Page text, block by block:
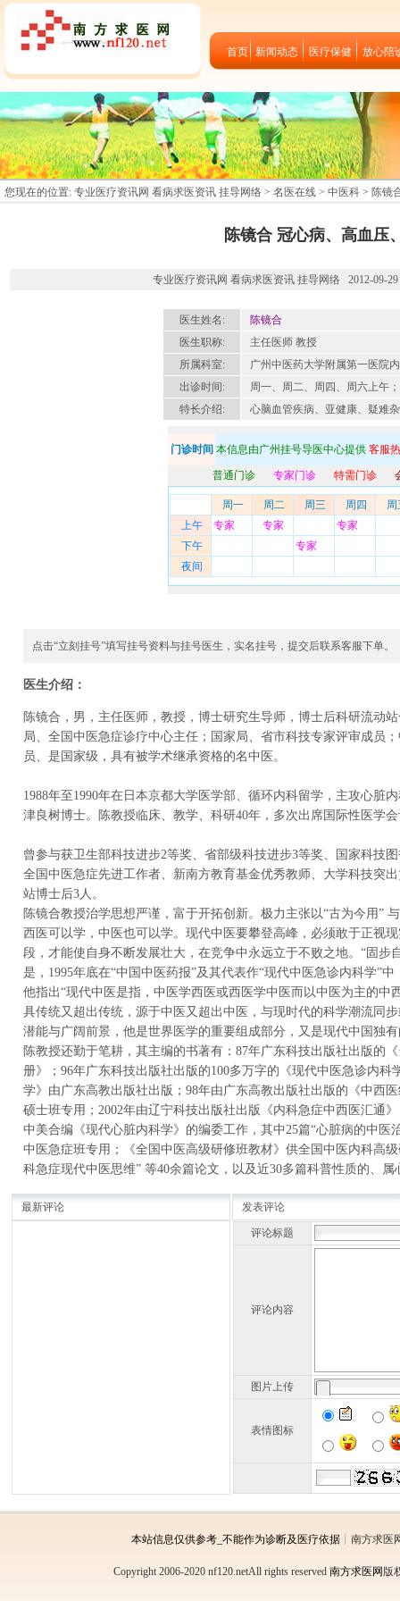
首页 新闻动态 医疗保健 放心陪
您现在的位置: 专业医疗资讯网 看病求医资讯 挂导网络 > 名医在线 > 中医科 > 陈镜
陈镜合 冠心病、高血压
专业医疗资讯网 看病求医资讯 挂导网络 2012-09-
医生姓名:
陈镜合
医生职称:
主任医师 教授
所属科室:
广州中医药大学附属第一医院
出诊时间:
周一、周二、周四、周六上午
特长介绍:
心脑血管疾病、亚健康、疑难
门诊时间 本信息由广州挂号导医中心提供 客服
普通门诊 专家门诊 特需门诊
周一 周二 周三 周四
周
上午
专家 专家
专家
下午
专家
夜间
点击“立刻挂号”填写挂号资料与挂号医生，实名挂号，提交后联系客服下单。
医生介绍：
陈镜合，男，主任医师，教授，博士研究生导师，博士后科研流动
局、全国中医急症诊疗中心主任；国家局、省市科技专家评审成员
员、是国家级，具有被学术继承资格的名中医。
1988年至1990年在日本京都大学医学部、循环内科留学，主攻心脏
津良树博士。陈教授临床、教学、科研40年，多次出席国际性医学
曾参与获卫生部科技进步2等奖、省部级科技进步3等奖、国家科技
全国中医急症先进工作者、新南方教育基金优秀教师、大学科技突
站博士后3人。
陈镜合教授治学思想严谨，富于开拓创新。极力主张以“古为今用”
西医可以学，中医也可以学。现代中医要攀登高峰，必须敢于正视
段，才能使自身不断发展壮大，在竞争中永远立于不败之地。“固步
是，1995年底在“中国中医药报”及其代表作“现代中医急诊内科学”
他指出“现代中医是指，中医学西医或西医学中医而以中医为主的
具传统又超出传统，源于中医又超出中医，与现时代的科学潮流同
潜能与广阔前景，他是世界医学的重要组成部分，又是现代中国独
陈教授还勤于笔耕，其主编的书著有：87年广东科技出版社出版的
册》；96年广东科技出版社出版的100多万字的《现代中医急诊内
学》由广东高教出版社出版；98年由广东高教出版社出版的《中西
硕士班专用；2002年由辽宁科技出版社出版《内科急症中西医汇通
中美合编《现代心脏内科学》的编委工作，其中25篇“心脏病的中
中医急症班专用；《全国中医高级研修班教材》供全国中医内科高
科急症现代中医思维” 等40余篇论文，以及近30多篇科普性质的、
最新评论 发表评论
评论标题
评论内容
图片上传
表情图标
本站信息仅供参考_不能作为诊断及医疗依据┊南方求医
Copyright 2006-2020 nf120.netAll rights reserved 南方求医网 版